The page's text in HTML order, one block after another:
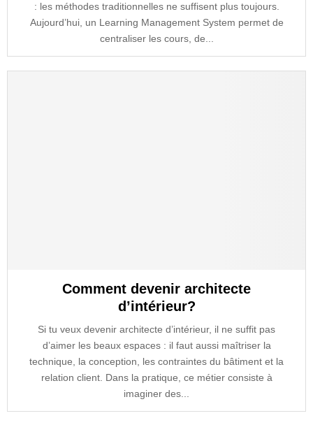
: les méthodes traditionnelles ne suffisent plus toujours.
Aujourd’hui, un Learning Management System permet de
centraliser les cours, de...
Comment devenir architecte
d’intérieur?
Si tu veux devenir architecte d’intérieur, il ne suffit pas
d’aimer les beaux espaces : il faut aussi maîtriser la
technique, la conception, les contraintes du bâtiment et la
relation client. Dans la pratique, ce métier consiste à
imaginer des...